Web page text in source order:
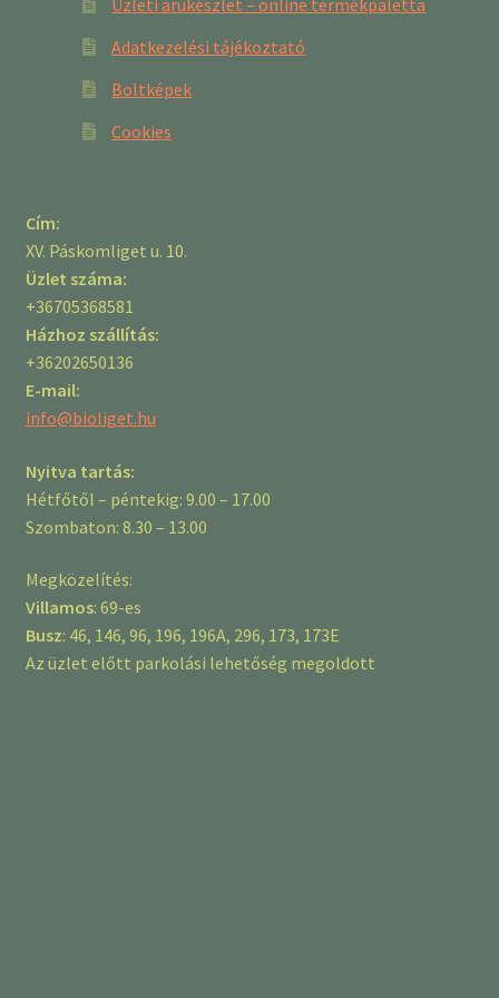
Adatkezelési tájékoztató
Boltképek
Cookies
Cím:
XV. Páskomliget u. 10.
Üzlet száma:
+36705368581
Házhoz szállítás:
+36202650136
E-mail:
info@bioliget.hu
Nyitva tartás:
Hétfőtől – péntekig: 9.00 – 17.00
Szombaton: 8.30 – 13.00
Megközelítés:
Villamos: 69-es
Busz: 46, 146, 96, 196, 196A, 296, 173, 173E
Az üzlet előtt parkolási lehetőség megoldott